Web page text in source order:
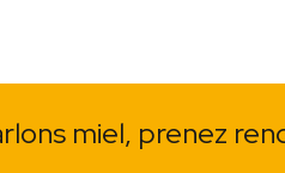
prenez rendez-